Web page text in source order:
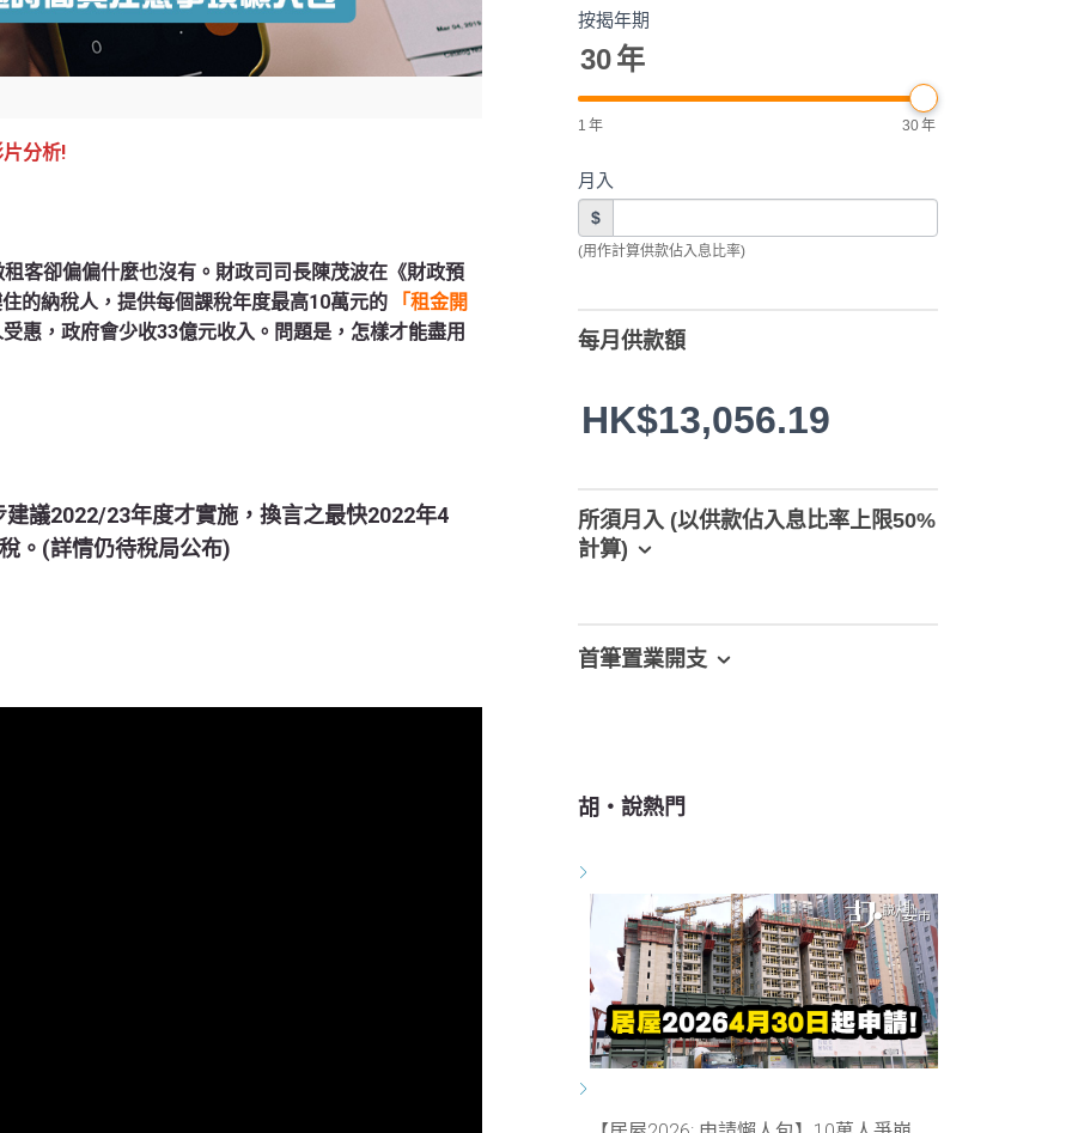
分析!
租客卻偏偏什麼也沒有。財政司司長陳茂波在《財政預
的納稅人，提供每個課稅年度最高10萬元的
「租金開
惠，政府會少收33億元收入。問題是，怎樣才能盡用
議2022/23年度才實施，換言之最快2022年4
。(詳情仍待稅局公布)
按揭年期
30年
1 年 30年
月入
$
(用作計算供款佔入息比率)
每月供款額
HK$13,056.19
所須月入 (以供款佔入息比率上限50%
計算)
首筆置業開支
胡‧說熱門